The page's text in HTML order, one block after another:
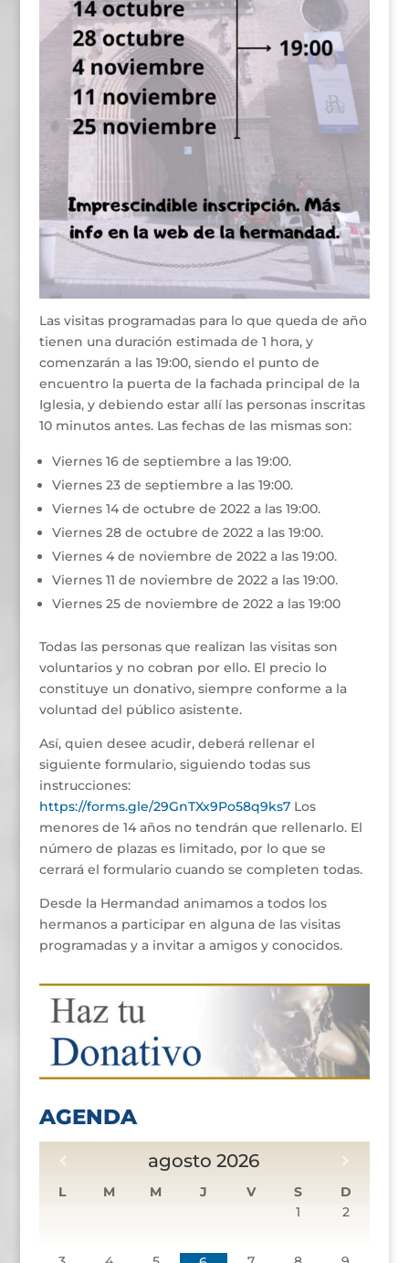
Las visitas programadas para lo que queda de año
tienen una duración estimada de 1 hora, y
comenzarán a las 19:00, siendo el punto de
encuentro la puerta de la fachada principal de la
Iglesia, y debiendo estar allí las personas inscritas
10 minutos antes. Las fechas de las mismas son:
Viernes 16 de septiembre a las 19:00.
Viernes 23 de septiembre a las 19:00.
Viernes 14 de octubre de 2022 a las 19:00.
Viernes 28 de octubre de 2022 a las 19:00.
Viernes 4 de noviembre de 2022 a las 19:00.
Viernes 11 de noviembre de 2022 a las 19:00.
Viernes 25 de noviembre de 2022 a las 19:00
Todas las personas que realizan las visitas son
voluntarios y no cobran por ello. El precio lo
constituye un donativo, siempre conforme a la
voluntad del público asistente.
Así, quien desee acudir, deberá rellenar el
siguiente formulario, siguiendo todas sus
instrucciones:
https://forms.gle/29GnTXx9Po58q9ks7Los
menores de 14 años no tendrán que rellenarlo. El
número de plazas es limitado, por lo que se
cerrará el formulario cuando se completen todas.
Desde la Hermandad animamos a todos los
hermanos a participar en alguna de las visitas
programadas y a invitar a amigos y conocidos.
AGENDA
agosto 2026
L M M J V S
D
1
2